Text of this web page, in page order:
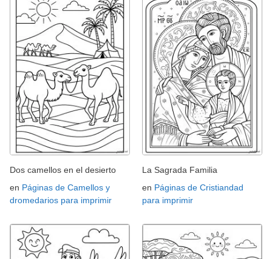
Dos camellos en el desierto
en Páginas de Camellos y
dromedarios para imprimir
La Sagrada Familia
en Páginas de Cristiandad
para imprimir